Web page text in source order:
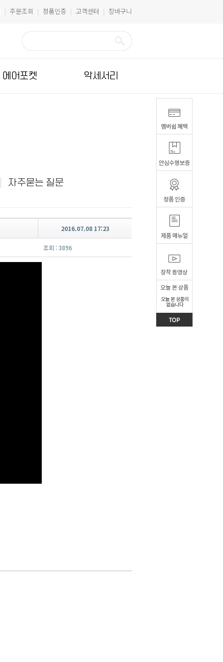
| 주문조회 | 정품인증 | 고객센터 | 장바구니
에어포켓 악세서리
자주묻는 질문
2016.07.08 17:23
조회 : 3896